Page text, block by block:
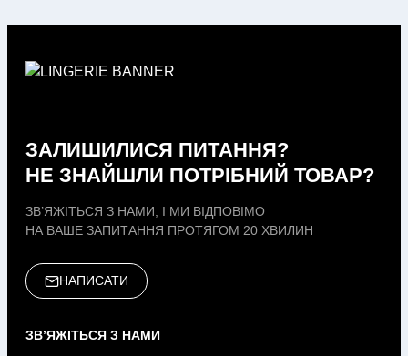
ЗАЛИШИЛИСЯ ПИТАННЯ?
НЕ ЗНАЙШЛИ ПОТРІБНИЙ ТОВАР?
ЗВ’ЯЖІТЬСЯ З НАМИ, І МИ ВІДПОВІМО
НА ВАШЕ ЗАПИТАННЯ ПРОТЯГОМ 20 ХВИЛИН
НАПИСАТИ
ЗВ’ЯЖІТЬСЯ З НАМИ